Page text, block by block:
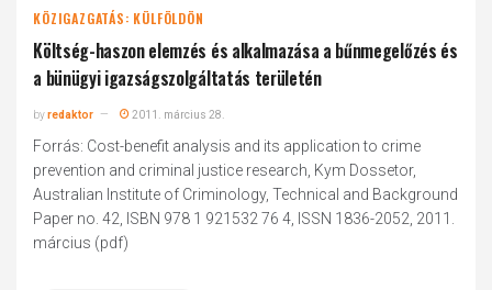
KÖZIGAZGATÁS: KÜLFÖLDÖN
Költség-haszon elemzés és alkalmazása a bűnmegelőzés és
a bünügyi igazságszolgáltatás területén
byredaktor 2011. március 28.
Forrás: Cost-benefit analysis and its application to crime
prevention and criminal justice research, Kym Dossetor,
Australian Institute of Criminology, Technical and Background
Paper no. 42, ISBN 978 1 921532 76 4, ISSN 1836-2052, 2011.
március (pdf)